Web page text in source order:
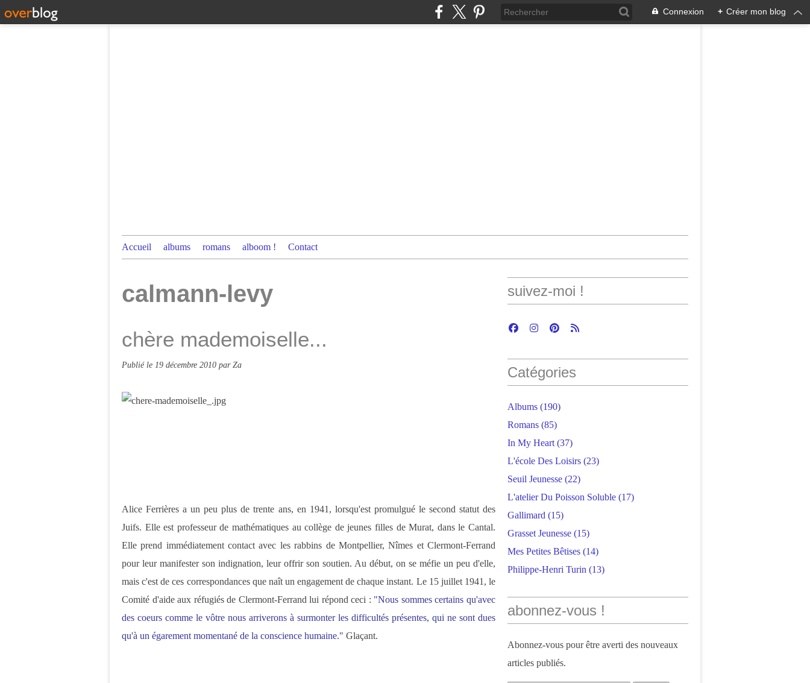
Connexion + Créer mon blog
Accueil albums romans alboom ! Contact
calmann-levy
chère mademoiselle...
Publié le 19 décembre 2010 par Za
Alice Ferrières a un peu plus de trente ans, en 1941, lorsqu'est promulgué le second statut des
Juifs. Elle est professeur de mathématiques au collège de jeunes filles de Murat, dans le Cantal.
Elle prend immédiatement contact avec les rabbins de Montpellier, Nîmes et Clermont-Ferrand
pour leur manifester son indignation, leur offrir son soutien. Au début, on se méfie un peu d'elle,
mais c'est de ces correspondances que naît un engagement de chaque instant. Le 15 juillet 1941, le
Comité d'aide aux réfugiés de Clermont-Ferrand lui répond ceci : "Nous sommes certains qu'avec
des coeurs comme le vôtre nous arriverons à surmonter les difficultés présentes, qui ne sont dues
qu'à un égarement momentané de la conscience humaine." Glaçant.
suivez-moi !
Catégories
Albums (190)
Romans (85)
In My Heart (37)
L'école Des Loisirs (23)
Seuil Jeunesse (22)
L'atelier Du Poisson Soluble (17)
Gallimard (15)
Grasset Jeunesse (15)
Mes Petites Bêtises (14)
Philippe-Henri Turin (13)
abonnez-vous !
Abonnez-vous pour être averti des nouveaux
articles publiés.